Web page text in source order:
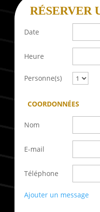
RÉSERVER
Date
Heure
Personne(s)
COORDONNÉES
Nom
E-mail
Téléphone
Ajouter un message